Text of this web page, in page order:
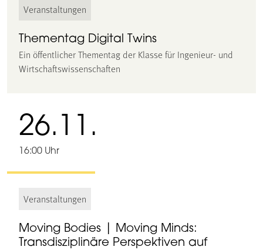
Veranstaltungen
Thementag Digital Twins
Ein öffentlicher Thementag der Klasse für Ingenieur- und
Wirtschaftswissenschaften
26.11.
16:00 Uhr
Veranstaltungen
Moving Bodies | Moving Minds:
Transdisziplinäre Perspektiven auf